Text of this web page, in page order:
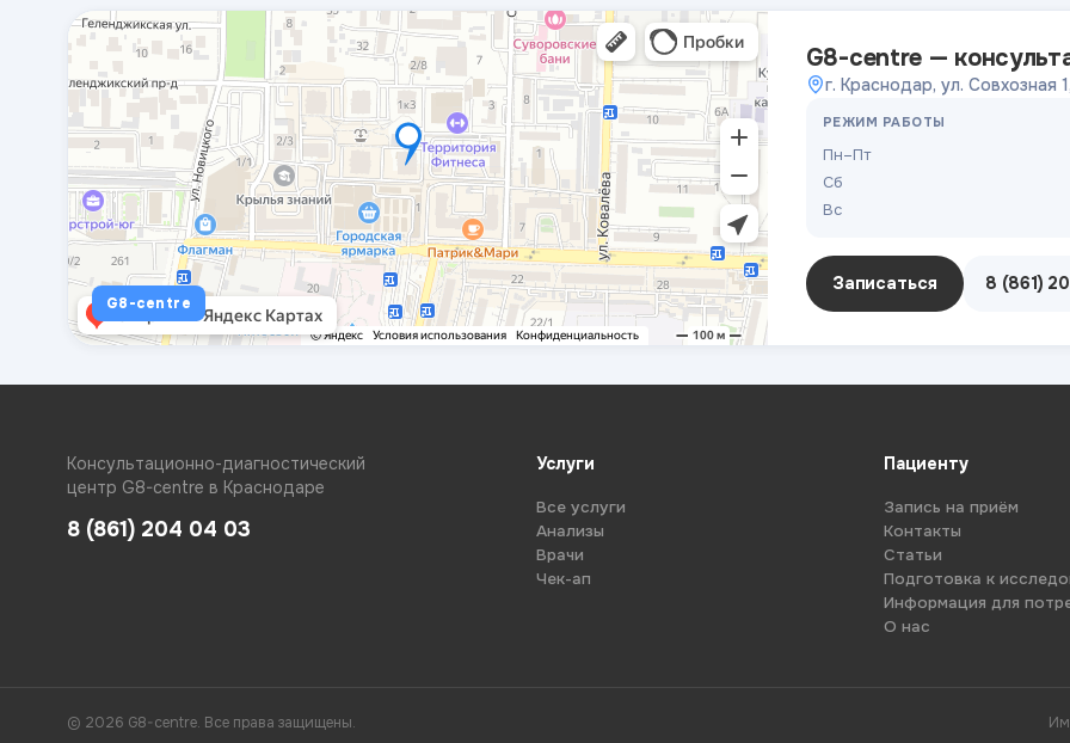
G8-centre
G8-centre —
г. Краснодар, ул. Совхозная
РЕЖИМ РАБОТЫ
Пн–Пт
Сб
Вс
Записаться 8 (861)
Консультационно-диагностический
центр G8-centre в Краснодаре
8 (861) 204 04 03
Услуги
Все услуги
Анализы
Врачи
Чек-ап
Пациенту
Запись на приём
Контакты
Статьи
Подготовка к
Информация для
О нас
© 2026 G8-centre. Все права защищены.